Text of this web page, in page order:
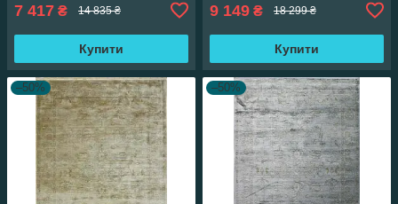
7 417 ₴ 14 835 ₴
Купити
9 149 ₴ 18 299 ₴
Купити
–50% –50%